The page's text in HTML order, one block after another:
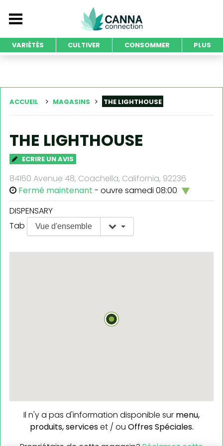
VARIÉTÉS CULTIVER CONSOMMER PLUS
ACCUEIL MAGASINS THE LIGHTHOUSE
THE LIGHTHOUSE
ECRIRE UN AVIS
84160 Avenue 48, Coachella, California, 92236
Fermé maintenant - ouvre samedi 08:00
DISPENSARY
Tab
Vue d'ensemble
Il n'y a pas d'information disponible sur menu,
produits,serviceset / ou Offres Spéciales.